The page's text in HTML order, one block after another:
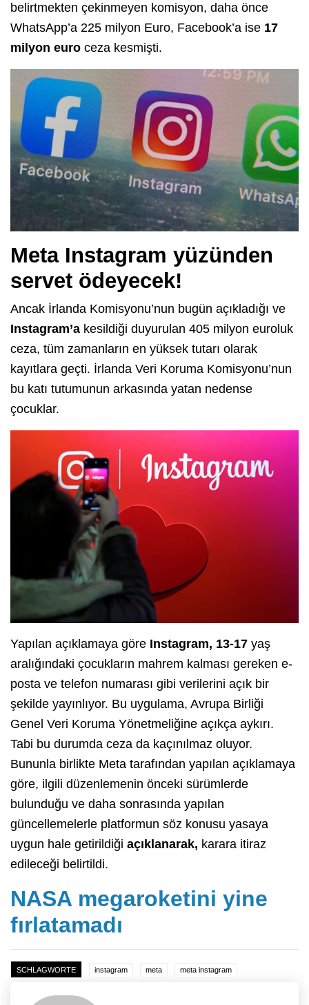
belirtmekten çekinmeyen komisyon, daha önce
WhatsApp’a 225 milyon Euro, Facebook’a ise 17
milyon euro ceza kesmişti.
Meta Instagram yüzünden
servet ödeyecek!
Ancak İrlanda Komisyonu’nun bugün açıkladığı ve
Instagram’a kesildiği duyurulan 405 milyon euroluk
ceza, tüm zamanların en yüksek tutarı olarak
kayıtlara geçti. İrlanda Veri Koruma Komisyonu’nun
bu katı tutumunun arkasında yatan nedense
çocuklar.
Yapılan açıklamaya göre Instagram, 13-17 yaş
aralığındaki çocukların mahrem kalması gereken e-
posta ve telefon numarası gibi verilerini açık bir
şekilde yayınlıyor. Bu uygulama, Avrupa Birliği
Genel Veri Koruma Yönetmeliğine açıkça aykırı.
Tabi bu durumda ceza da kaçınılmaz oluyor.
Bununla birlikte Meta tarafından yapılan açıklamaya
göre, ilgili düzenlemenin önceki sürümlerde
bulunduğu ve daha sonrasında yapılan
güncellemelerle platformun söz konusu yasaya
uygun hale getirildiği açıklanarak, karara itiraz
edileceği belirtildi.
NASA megaroketini yine
fırlatamadı
SCHLAGWORTE instagram meta meta instagram